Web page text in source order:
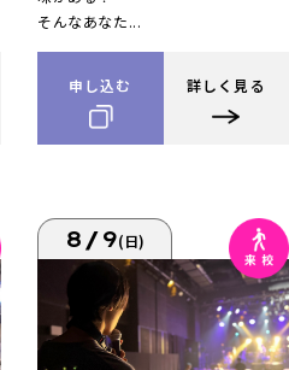
そんなあなた...
申し込む 詳しく見る
8/9(日)